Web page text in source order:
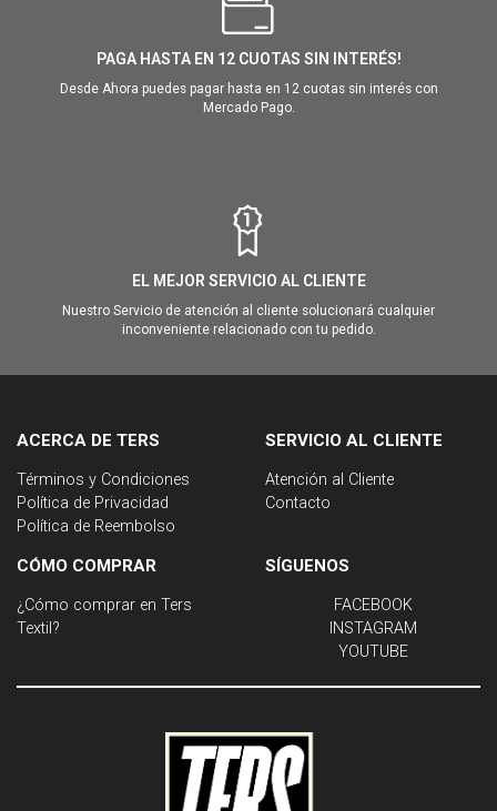
PAGA HASTA EN 12 CUOTAS SIN INTERÉS!
Desde Ahora puedes pagar hasta en 12 cuotas sin interés con
Mercado Pago.
EL MEJOR SERVICIO AL CLIENTE
Nuestro Servicio de atención al cliente solucionará cualquier
inconveniente relacionado con tu pedido.
ACERCA DE TERS
Términos y Condiciones
Política de Privacidad
Política de Reembolso
SERVICIO AL CLIENTE
Atención al Cliente
Contacto
CÓMO COMPRAR
¿Cómo comprar en Ters
Textil?
SÍGUENOS
FACEBOOK
INSTAGRAM
YOUTUBE